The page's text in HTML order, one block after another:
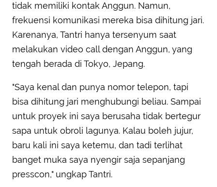
tidak memiliki kontak Anggun. Namun,
frekuensi komunikasi mereka bisa dihitung jari.
Karenanya, Tantri hanya tersenyum saat
melakukan video call dengan Anggun, yang
tengah berada di Tokyo, Jepang.
"Saya kenal dan punya nomor telepon, tapi
bisa dihitung jari menghubungi beliau. Sampai
untuk proyek ini saya berusaha tidak bertegur
sapa untuk obroli lagunya. Kalau boleh jujur,
baru kali ini saya ketemu, dan tadi terlihat
banget muka saya nyengir saja sepanjang
presscon," ungkap Tantri.